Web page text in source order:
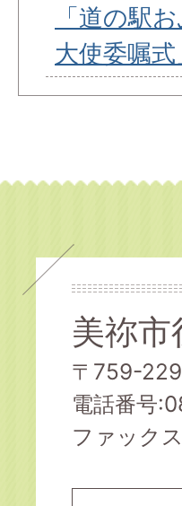
「道の駅
大使委嘱式
美祢市
〒759-
電話番号
ファック